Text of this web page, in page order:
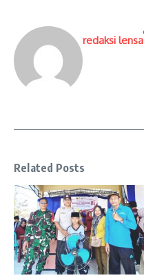
redaksi lensa
Related Posts